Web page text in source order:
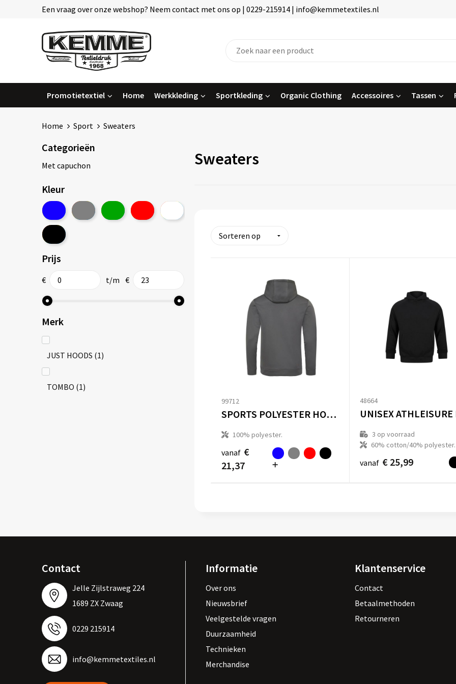
Een vraag over onze webshop? Neem contact met ons op | 0229-215914 | info@kemmetextiles.nl
Promotietextiel Home Werkkleding Sportkleding Organic Clothing Accessoires Tassen
Home Sport Sweaters
Categorieën
Met capuchon
Kleur
Prijs
€ t/m €
Merk
JUST HOODS (1)
TOMBO (1)
Sweaters
99712
SPORTS POLYESTER HOODIE
100% polyester.
vanaf €
21,37
48664
3 op voorraad
60% cotton/40% polyester.
vanaf € 25,99
Contact
Jelle Zijlstraweg 224
1689 ZX Zwaag
0229 215914
info@kemmetextiles.nl
Informatie
Over ons
Nieuwsbrief
Veelgestelde vragen
Duurzaamheid
Technieken
Merchandise
Klantenservice
Contact
Betaalmethoden
Retourneren